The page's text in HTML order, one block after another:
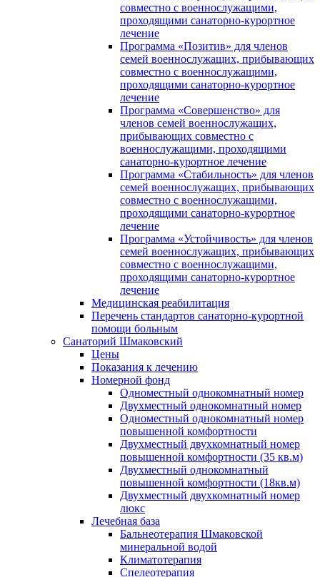
совместно с военнослужащими,
проходящими санаторно-курортное
лечение
Программа «Позитив» для членов
семей военнослужащих, прибывающих
совместно с военнослужащими,
проходящими санаторно-курортное
лечение
Программа «Совершенство» для
членов семей военнослужащих,
прибывающих совместно с
военнослужащими, проходящими
санаторно-курортное лечение
Программа «Стабильность» для членов
семей военнослужащих, прибывающих
совместно с военнослужащими,
проходящими санаторно-курортное
лечение
Программа «Устойчивость» для членов
семей военнослужащих, прибывающих
совместно с военнослужащими,
проходящими санаторно-курортное
лечение
Медицинская реабилитация
Перечень стандартов санаторно-курортной
помощи больным
Санаторий Шмаковский
Цены
Показания к лечению
Номерной фонд
Одноместный однокомнатный номер
Двухместный однокомнатный номер
Одноместный однокомнатный номер
повышенной комфортности
Двухместный двухкомнатный номер
повышенной комфортности (35 кв.м)
Двухместный однокомнатный
повышенной комфортности (18кв.м)
Двухместный двухкомнатный номер
люкс
Лечебная база
Бальнеотерапия Шмаковской
минеральной водой
Климатотерапия
Спелеотерапия